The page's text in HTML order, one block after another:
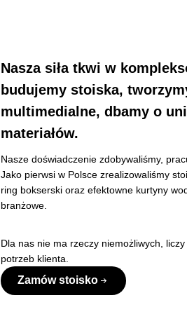
Nasza siła tkwi w
budujemy stoiska,
multimedialne, dbamy o
materiałów.
Nasze doświadczenie zdobywaliśmy,
Jako pierwsi w Polsce zrealizowaliśmy
ring bokserski oraz efektowne kurtyny
branżowe.
Dla nas nie ma rzeczy niemożliwych,
potrzeb klienta.
Zamów stoisko